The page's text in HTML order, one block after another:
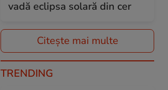
vadă eclipsa solară din cer
Citește mai multe
TRENDING